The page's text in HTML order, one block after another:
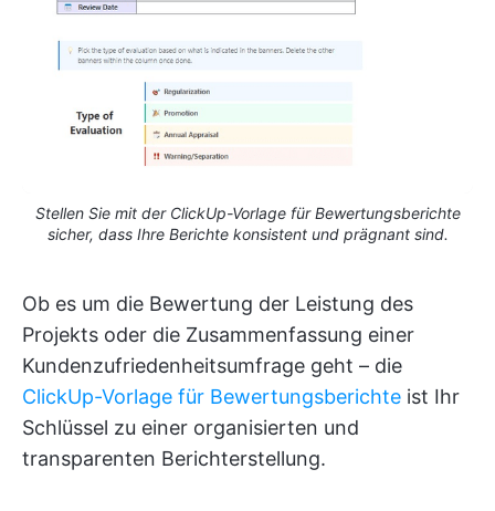
Stellen Sie mit der ClickUp-Vorlage für Bewertungsberichte
sicher, dass Ihre Berichte konsistent und prägnant sind.
Ob es um die Bewertung der Leistung des
Projekts oder die Zusammenfassung einer
Kundenzufriedenheitsumfrage geht – die
ClickUp-Vorlage für Bewertungsberichte ist Ihr
Schlüssel zu einer organisierten und
transparenten Berichterstellung.